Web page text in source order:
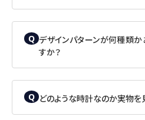
デザインパターンが何種類
すか？
どのような時計なのか実物を